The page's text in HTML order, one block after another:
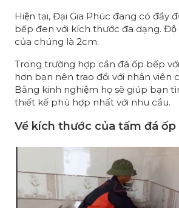
Hiện tại, Đại Gia Phúc đang có đầy
bếp đen với kích thước đa dạng.
của chúng là 2cm.
Trong trường hợp cần đá ốp bếp
hơn bạn nên trao đổi với nhân viên
Bằng kinh nghiệm họ sẽ giúp bạn
thiết kế phù hợp nhất với nhu cầu.
Về kích thước của tấm đá ốp